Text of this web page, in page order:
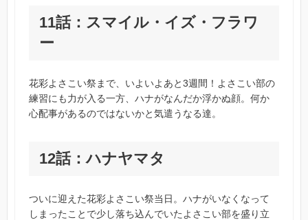
11話：スマイル・イズ・フラワ
ー
花彩よさこい祭まで、いよいよあと3週間！よさこい部の
練習にも力が入る一方、ハナがなんだか浮かぬ顔。何か
心配事があるのではないかと気遣うなる達。
12話：ハナヤマタ
ついに迎えた花彩よさこい祭当日。ハナがいなくなって
しまったことで少し落ち込んでいたよさこい部を盛り立